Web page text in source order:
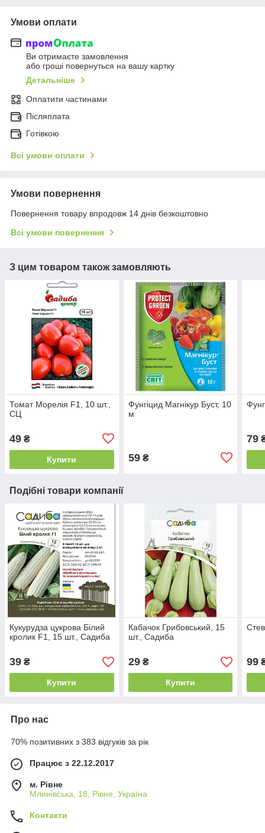
Умови оплати
Ви отримаєте замовлення
або гроші повернуться на вашу картку
Детальніше
Оплатити частинами
Післяплата
Готівкою
Всі умови оплати
Умови повернення
Повернення товару впродовж 14 днів безкоштовно
Всі умови повернення
З цим товаром також замовляють
Томат Морелія F1, 10 шт.,
СЦ
49 ₴
Купити
Фунгіцид Магнікур Буст, 10
м
59₴
79
Подібні товари компанії
Кукурудза цукрова Білий
кролик F1, 15 шт., Садиба
39 ₴
Купити
Кабачок Грибовський, 15
шт., Садиба
29₴
Купити
99
Про нас
70% позитивних з 383 відгуків за рік
Працює з 22.12.2017
м. Рівне
Млинівська, 18, Рівне, Україна
Контакти